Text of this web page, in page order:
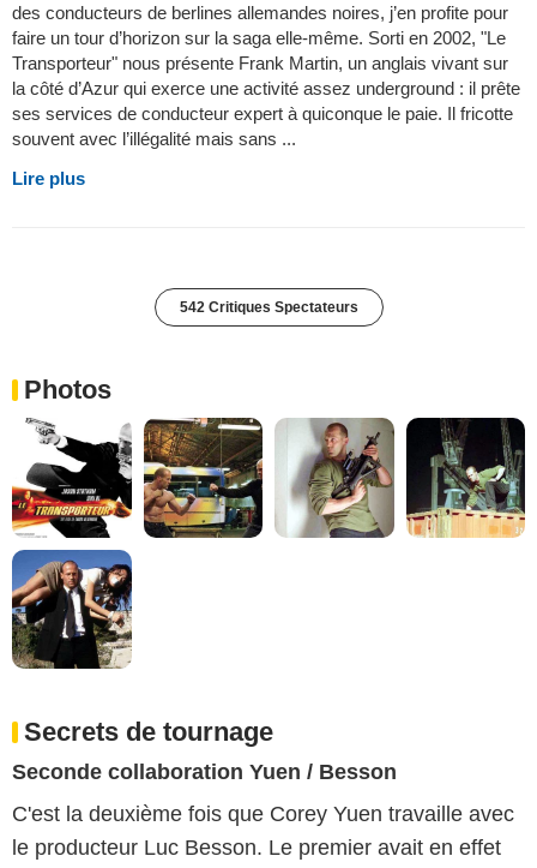
des conducteurs de berlines allemandes noires, j’en profite pour
faire un tour d’horizon sur la saga elle-même. Sorti en 2002, "Le
Transporteur" nous présente Frank Martin, un anglais vivant sur
la côté d’Azur qui exerce une activité assez underground : il prête
ses services de conducteur expert à quiconque le paie. Il fricotte
souvent avec l’illégalité mais sans ...
Lire plus
542 Critiques Spectateurs
Photos
Secrets de tournage
Seconde collaboration Yuen / Besson
C'est la deuxième fois que Corey Yuen travaille avec
le producteur Luc Besson. Le premier avait en effet